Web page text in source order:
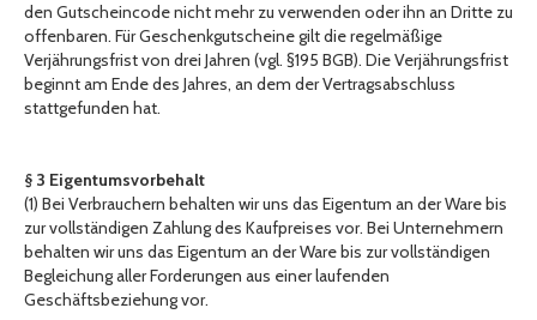
den Gutscheincode nicht mehr zu verwenden oder ihn an Dritte zu
offenbaren. Für Geschenkgutscheine gilt die regelmäßige
Verjährungsfrist von drei Jahren (vgl. §195 BGB). Die Verjährungsfrist
beginnt am Ende des Jahres, an dem der Vertragsabschluss
stattgefunden hat.
§ 3 Eigentumsvorbehalt
(1) Bei Verbrauchern behalten wir uns das Eigentum an der Ware bis
zur vollständigen Zahlung des Kaufpreises vor. Bei Unternehmern
behalten wir uns das Eigentum an der Ware bis zur vollständigen
Begleichung aller Forderungen aus einer laufenden
Geschäftsbeziehung vor.